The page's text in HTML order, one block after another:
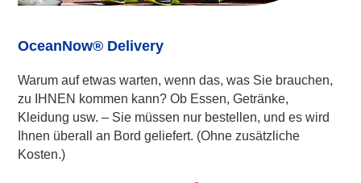
OceanNow® Delivery
Warum auf etwas warten, wenn das, was Sie brauchen,
zu IHNEN kommen kann? Ob Essen, Getränke,
Kleidung usw. – Sie müssen nur bestellen, und es wird
Ihnen überall an Bord geliefert. (Ohne zusätzliche
Kosten.)